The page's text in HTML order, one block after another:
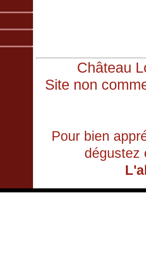
Château
Site non
Pour bien
dégustez